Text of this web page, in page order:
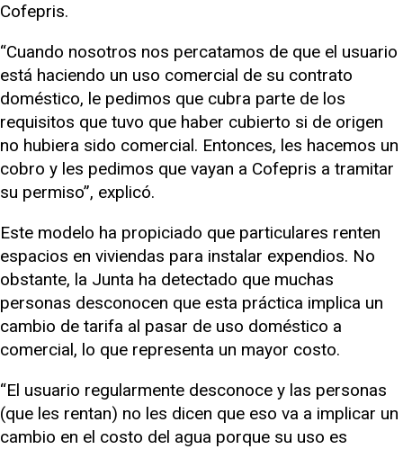
Cofepris.
“Cuando nosotros nos percatamos de que el usuario
está haciendo un uso comercial de su contrato
doméstico, le pedimos que cubra parte de los
requisitos que tuvo que haber cubierto si de origen
no hubiera sido comercial. Entonces, les hacemos un
cobro y les pedimos que vayan a Cofepris a tramitar
su permiso”, explicó.
Este modelo ha propiciado que particulares renten
espacios en viviendas para instalar expendios. No
obstante, la Junta ha detectado que muchas
personas desconocen que esta práctica implica un
cambio de tarifa al pasar de uso doméstico a
comercial, lo que representa un mayor costo.
“El usuario regularmente desconoce y las personas
(que les rentan) no les dicen que eso va a implicar un
cambio en el costo del agua porque su uso es